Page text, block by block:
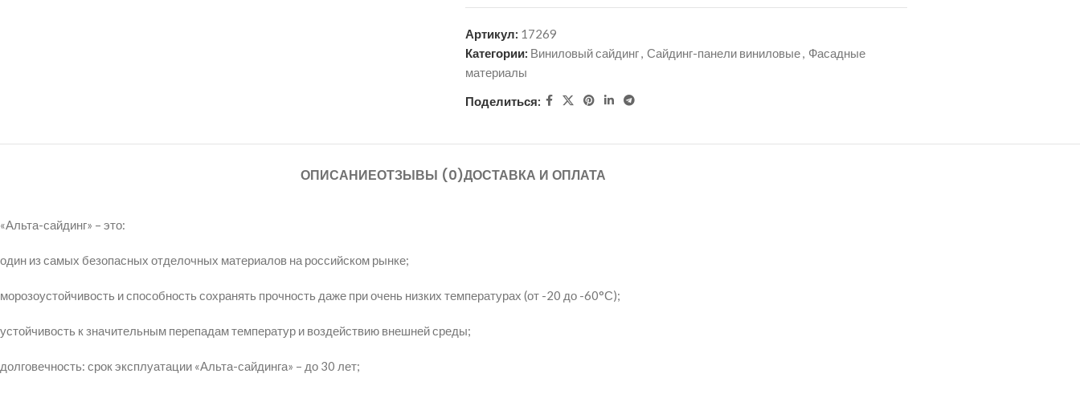
Артикул: 17269
Категории: Виниловый сайдинг, Сайдинг-панели виниловые, Фасадные
материалы
Поделиться:
ОПИСАНИЕОТЗЫВЫ (0)ДОСТАВКА И ОПЛАТА
«Альта-сайдинг» – это:
один из самых безопасных отделочных материалов на российском рынке;
морозоустойчивость и способность сохранять прочность даже при очень низких температурах (от -20 до -60°С);
устойчивость к значительным перепадам температур и воздействию внешней среды;
долговечность: срок эксплуатации «Альта-сайдинга» – до 30 лет;